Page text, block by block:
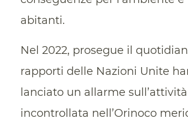
abitanti.
Nel 2022, prosegue il
rapporti delle Nazioni Unite
lanciato un allarme
incontrollata nell’Orinoco